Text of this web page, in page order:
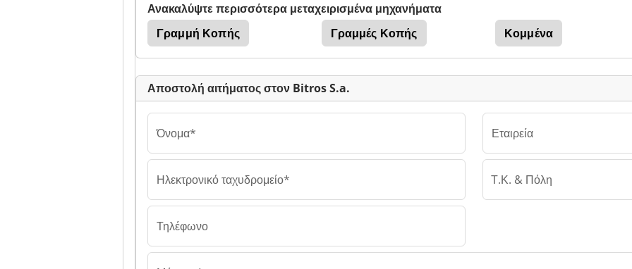
Ανακαλύψτε περισσότερα μεταχειρισμένα μηχανήματα
Γραμμή Κοπής
Γραμμές Κοπής Κομμένα
Αποστολή αιτήματος στον Bitros S.a.
Όνομα*
Ηλεκτρονικό ταχυδρομείο*
Τηλέφωνο
Εταιρεία
Τ.Κ. & Πόλη